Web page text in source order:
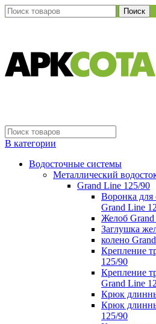
Поиск
В категории
Водосточные системы
Металлический
Grand Line 125/90
Воронка для
Grand Line
Желоб
Заглушка
колено
Крепление
125/90
Крепление
Grand Line
Крюк
Крюк
125/90